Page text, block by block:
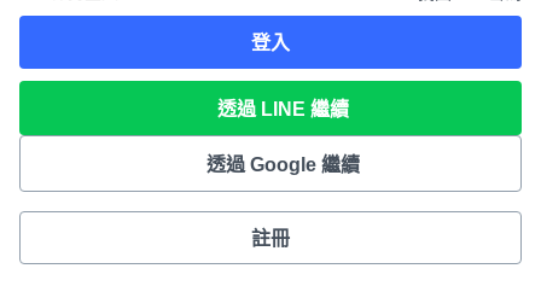
登入
透過 LINE 繼續
透過 Google 繼續
註冊